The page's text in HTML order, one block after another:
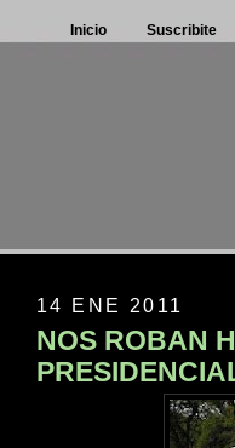
Inicio Suscribite
14 ENE 2011
NOS ROBAN